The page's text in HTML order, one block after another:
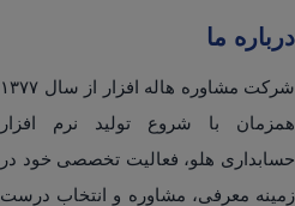
درباره ما
شرکت مشاوره هاله افزار از سال ۱۳۷۷
همزمان با شروع تولید نرم افزار
حسابداری هلو، فعالیت تخصصی خود در
زمینه معرفی، مشاوره و انتخاب درست